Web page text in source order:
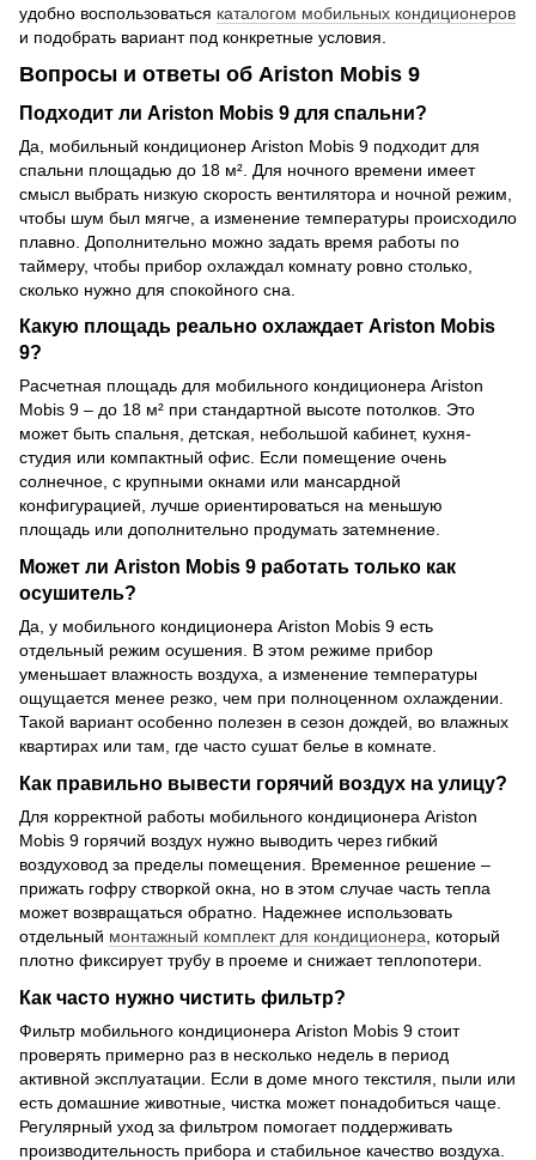
удобно воспользоваться каталогом мобильных кондиционеров
и подобрать вариант под конкретные условия.
Вопросы и ответы об Ariston Mobis 9
Подходит ли Ariston Mobis 9 для спальни?
Да, мобильный кондиционер Ariston Mobis 9 подходит для
спальни площадью до 18 м². Для ночного времени имеет
смысл выбрать низкую скорость вентилятора и ночной режим,
чтобы шум был мягче, а изменение температуры происходило
плавно. Дополнительно можно задать время работы по
таймеру, чтобы прибор охлаждал комнату ровно столько,
сколько нужно для спокойного сна.
Какую площадь реально охлаждает Ariston Mobis
9?
Расчетная площадь для мобильного кондиционера Ariston
Mobis 9 – до 18 м² при стандартной высоте потолков. Это
может быть спальня, детская, небольшой кабинет, кухня-
студия или компактный офис. Если помещение очень
солнечное, с крупными окнами или мансардной
конфигурацией, лучше ориентироваться на меньшую
площадь или дополнительно продумать затемнение.
Может ли Ariston Mobis 9 работать только как
осушитель?
Да, у мобильного кондиционера Ariston Mobis 9 есть
отдельный режим осушения. В этом режиме прибор
уменьшает влажность воздуха, а изменение температуры
ощущается менее резко, чем при полноценном охлаждении.
Такой вариант особенно полезен в сезон дождей, во влажных
квартирах или там, где часто сушат белье в комнате.
Как правильно вывести горячий воздух на улицу?
Для корректной работы мобильного кондиционера Ariston
Mobis 9 горячий воздух нужно выводить через гибкий
воздуховод за пределы помещения. Временное решение –
прижать гофру створкой окна, но в этом случае часть тепла
может возвращаться обратно. Надежнее использовать
отдельный монтажный комплект для кондиционера , который
плотно фиксирует трубу в проеме и снижает теплопотери.
Как часто нужно чистить фильтр?
Фильтр мобильного кондиционера Ariston Mobis 9 стоит
проверять примерно раз в несколько недель в период
активной эксплуатации. Если в доме много текстиля, пыли или
есть домашние животные, чистка может понадобиться чаще.
Регулярный уход за фильтром помогает поддерживать
производительность прибора и стабильное качество воздуха.